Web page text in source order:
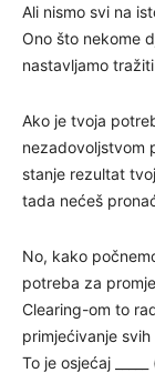
Ali nismo svi na
Ono što nekome
nastavljamo
Ako je tvoja
nezadovoljstvom
stanje rezultat
tada nećeš
No, kako
potreba za
Clearing-om to
primjećivanje
To je osjećaj